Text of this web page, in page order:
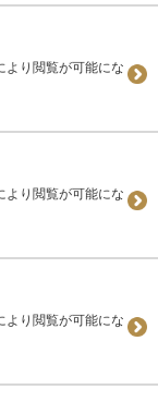
より閲覧が可能にな
より閲覧が可能にな
より閲覧が可能にな